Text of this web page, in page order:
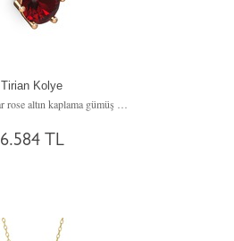
Tirian Kolye
6.584 TL